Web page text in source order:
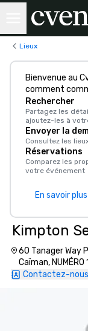
Lieux
Bienvenue au
comment
Rechercher
Partagez les
ajoutez-les à
Envoyer la
Consultez les
Réservations
Comparez les
votre événement
En savoir plus
Kimpton
60 Tanager Way
Caïman,
Contactez-nous